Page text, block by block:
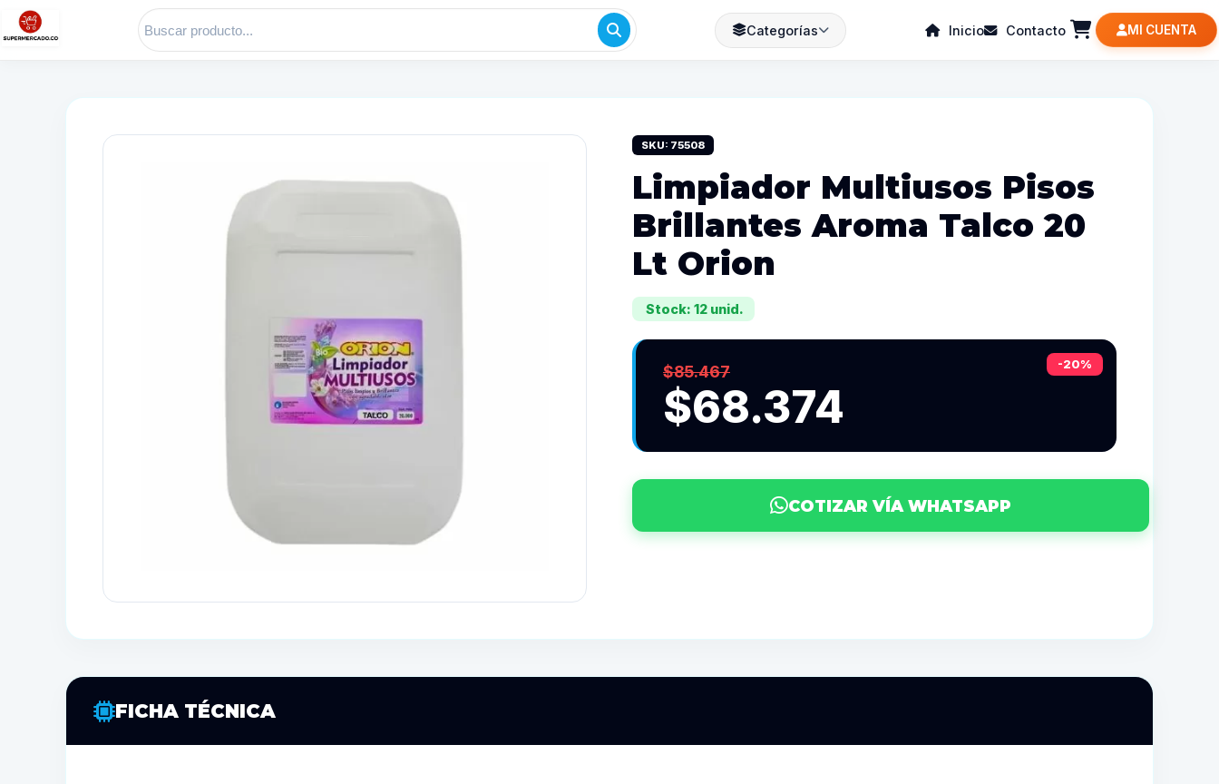
Categorías Inicio Contacto MI CUENTA
SKU: 75508
Limpiador Multiusos Pisos
Brillantes Aroma Talco 20
Lt Orion
Stock: 12 unid.
-20%
$85.467
$68.374
COTIZAR VÍA WHATSAPP
FICHA TÉCNICA